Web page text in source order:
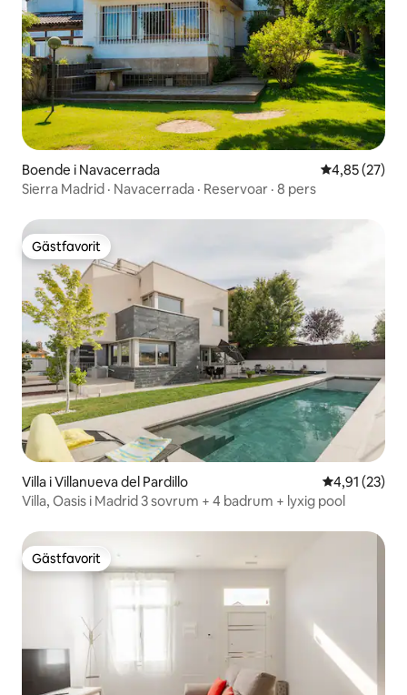
Boende i Navacerrada 4,85 av 5 i
4,85 (27)
Sierra Madrid · Navacerrada · Reservoar · 8 pers
Gästfavorit
Gästfavorit
Villa i Villanueva del Pardillo 4,91 av 5 i
4,91 (23)
Villa, Oasis i Madrid 3 sovrum + 4 badrum + lyxig pool
Gästfavorit
Gästfavorit